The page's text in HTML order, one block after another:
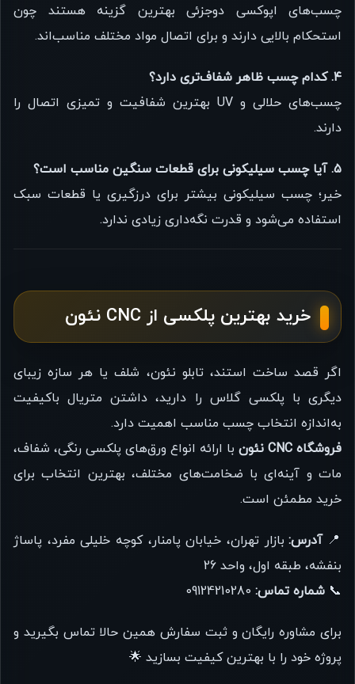
چسب‌های اپوکسی دوجزئی بهترین گزینه هستند چون
استحکام بالایی دارند و برای اتصال مواد مختلف مناسب‌اند.
۴. کدام چسب ظاهر شفاف‌تری دارد؟
چسب‌های حلالی و UV بهترین شفافیت و تمیزی اتصال را
دارند.
۵. آیا چسب سیلیکونی برای قطعات سنگین مناسب است؟
خیر؛ چسب سیلیکونی بیشتر برای درزگیری یا قطعات سبک
استفاده می‌شود و قدرت نگه‌داری زیادی ندارد.
خرید بهترین پلکسی از CNC نئون
اگر قصد ساخت استند، تابلو نئون، شلف یا هر سازه زیبای
دیگری با پلکسی گلاس را دارید، داشتن متریال باکیفیت
به‌اندازه انتخاب چسب مناسب اهمیت دارد.
فروشگاه CNC نئون
با ارائه انواع ورق‌های پلکسی رنگی، شفاف،
مات و آینه‌ای با ضخامت‌های مختلف، بهترین انتخاب برای
خرید مطمئن است.
📍آدرس: بازار تهران، خیابان پامنار، کوچه خلیلی مفرد، پاساژ
بنفشه، طبقه اول، واحد 26
📞 شماره تماس:
برای مشاوره رایگان و ثبت سفارش همین حالا تماس بگیرید و
پروژه خود را با بهترین کیفیت بسازید 🌟